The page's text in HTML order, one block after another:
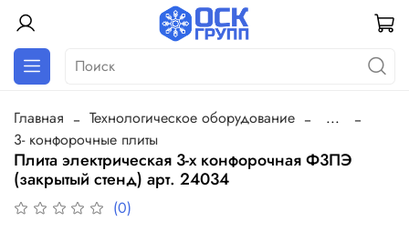
Главная Технологическое оборудование
...
3- конфорочные плиты
Плита электрическая 3-х конфорочная Ф3ПЭ
(закрытый стенд) арт. 24034
(0)